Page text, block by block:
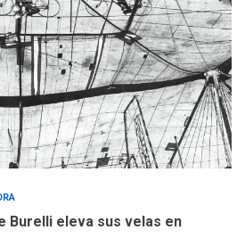
REGIONALES ÚLTIMA HORA
Mariño fortalece capacidad
operativa con flota
vehicular de 60 unidades
adquiridas en un año de
gestión
REGIONALES ÚLTIMA HORA
«Juan Bautista Arismendi» a
la altura de Macho Muerto
Burelli eleva sus velas en